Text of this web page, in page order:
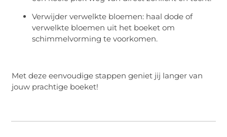
Verwijder verwelkte bloemen: haal dode of
verwelkte bloemen uit het boeket om
schimmelvorming te voorkomen.
Met deze eenvoudige stappen geniet jij langer van
jouw prachtige boeket!